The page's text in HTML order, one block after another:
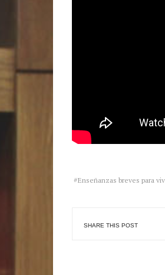
Enseñanzas breves para
SHARE THIS POST